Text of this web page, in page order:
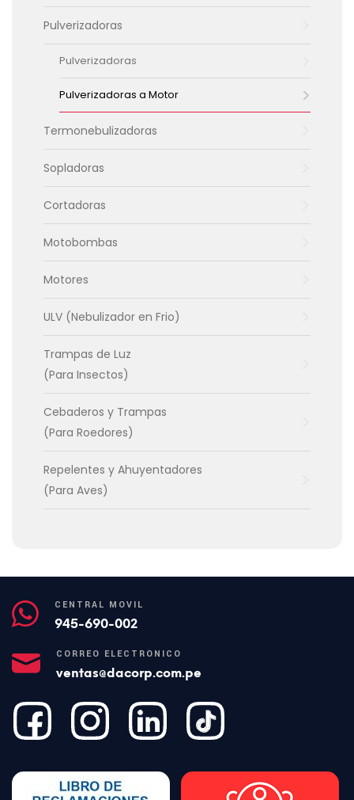
Pulverizadoras
Pulverizadoras
Pulverizadoras a Motor
Termonebulizadoras
Sopladoras
Cortadoras
Motobombas
Motores
ULV (Nebulizador en Frio)
Trampas de Luz
(Para Insectos)
Cebaderos y Trampas
(Para Roedores)
Repelentes y Ahuyentadores
(Para Aves)
CENTRAL MÓVIL
945-690-002
CORREO ELECTRÓNICO
ventas@dacorp.com.pe